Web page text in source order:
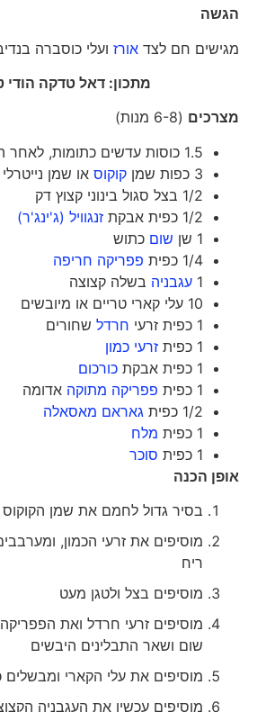
הגשה
מגישים חם לצדאורזועלי כוסברה בנדיבות
מתכון: דאל טדקה הודי
מצרכים(6-8 מנות)
1.5 כוסות עדשים כתומות, לאחר השרייה/הנבטה
3 כפות שמן
קוקוסאו שמן נייטרלי
1/2 בצל סגול בינוני קצוץ דק
1/2 כפית אבקת
זנגוויל (ג'ינג'ר)
1 שן
שוםכתוש
1/4 כפית
פפריקה חריפה
1
עגבניהבשלה קצוצה
10 עלי קארי טריים או מיובשים
1 כפית זרעי
חרדלשחורים
1 כפית
זרעי כמון
1 כפית אבקת
כורכום
1 כפית
פפריקה מתוקהאדומה
1/2 כפית
גאראם מאסאלה
1 כפית
מלח
1 כפית
סוכר
אופן הכנה
בסיר גדול לחמם את שמן הקוקוס
מוסיפים את זרעי הכמון, ומערבבים
ריח
מוסיפים בצל ולטגן מעט
מוסיפים זרעי חרדל ואת הפפריקה
שום ושאר התבלינים היבשים
מוסיפים את עלי הקארי ומבשלים כ-2 דקות
מוסיפים עכשיו את העגבניה